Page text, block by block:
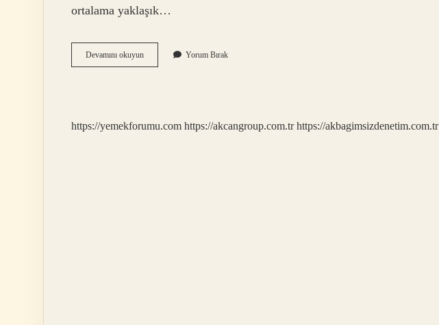
ortalama yaklaşık…
Devamını okuyun360
Kalori
Yorum Bırak
https://yemekforumu.com https://akcangroup.com.tr https://akbagimsizdenetim.com.tr